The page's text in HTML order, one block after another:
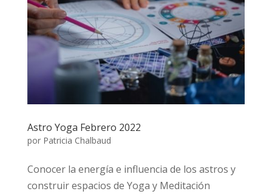
Astro Yoga Febrero 2022
por Patricia Chalbaud
Conocer la energía e influencia de los astros y
construir espacios de Yoga y Meditación